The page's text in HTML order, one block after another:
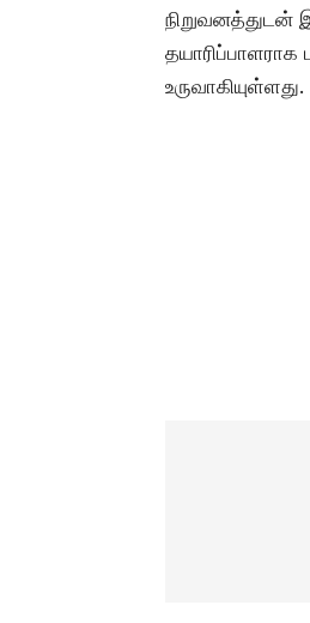
நிறுவனத்துடன்
உருவாகியுள்ளது.